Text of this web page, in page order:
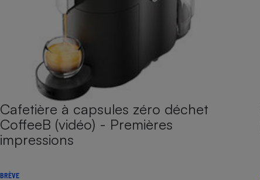
Cafetière à capsules zéro déchet
CoffeeB (vidéo) - Premières
impressions
BRÈVE